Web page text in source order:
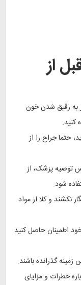
از
به رقیق شدن خون
کنید.
حتما جراح را از
توصیه پزشک، از
شود.
نکشند و کلا از مواد
اطمینان حاصل کنید
گذرانده باشند.
خطرات و مزایای